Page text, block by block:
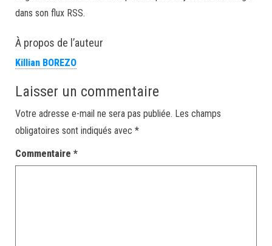
dans son flux RSS.
À propos de l’auteur
Killian BOREZO
Laisser un commentaire
Votre adresse e-mail ne sera pas publiée. Les champs
obligatoires sont indiqués avec *
Commentaire *